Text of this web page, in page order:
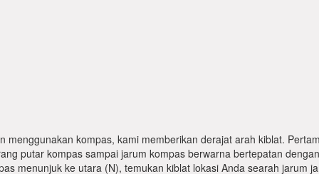
kompas, kami memberikan derajat arah kiblat.
putar kompas sampai jarum kompas berwarna bertepatan
menunjuk ke utara (N), temukan kiblat lokasi Anda searah jarum